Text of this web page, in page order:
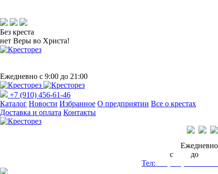
Без креста
нет Веры во Христа!
Ежедневно с 9:00 до 21:00
+7 (910) 456-61-46
Каталог Новости Избранное О предприятии Все о крестах
Доставка и оплата Контакты
Ежедневно
с
до
Тел: